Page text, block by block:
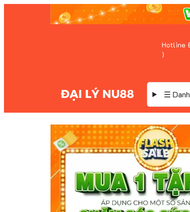
Hotline
)
☰